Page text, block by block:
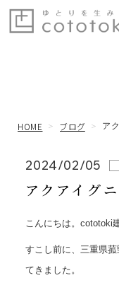
HOME ブログ ア
2024/02/05
アクアイグ
こんにちは。cototoki
すこし前に、三重県
てきました。